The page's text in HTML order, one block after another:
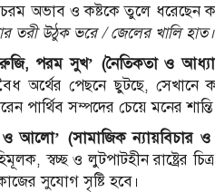
অভাব ও কষ্টকে তুলে ধরেছেন
তরী উঠুক ভরে / জেলের খালি
রুজি, পরম সুখ’ (নৈতিকতা ও
অর্থের পেছনে ছুটছে, সেখানে
পার্থিব সম্পদের চেয়ে মনের
আলো’ (সামাজিক ন্যায়বিচার ও
স্বচ্ছ ও লুটপাটহীন রাষ্ট্রের
সুযোগ সৃষ্টি হবে।